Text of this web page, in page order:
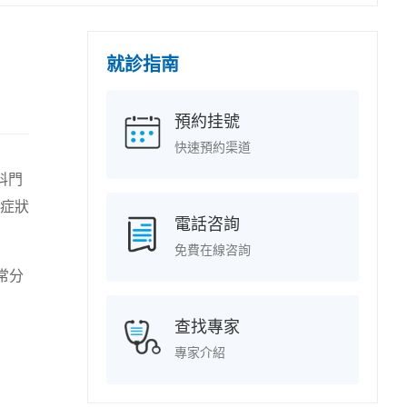
門
狀
分
就診指南
預約挂號
快速預約渠道
電話咨詢
免費在線咨詢
查找專家
專家介紹